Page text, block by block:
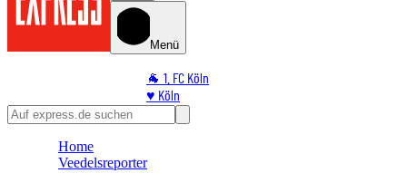
Menü
🐐 1. FC Köln
♥️ Köln
⭐ Promi
🛒 Shoppingwelt
Home
Veedelsreporter